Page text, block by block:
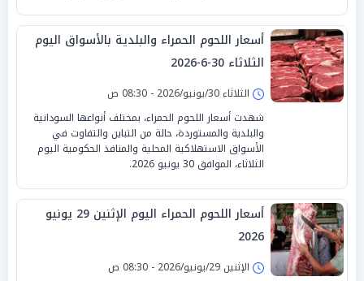
أسعار اللحوم الحمراء والبلدية بالأسواق اليوم
الثلاثاء 30-6-2026
الثلاثاء 30/يونيو/2026 - 08:30 ص
شهدت أسعار اللحوم الحمراء، بمختلف أنواعها السودانية
والبلدية والمستوردة، حالة من التباين والتفاوت في
الأسواق الاستهلاكية المحلية والمنافذ الحكومية اليوم
الثلاثاء، الموافق 30 يونيو 2026.
أسعار اللحوم الحمراء اليوم الإثنين 29 يونيو
2026
الإثنين 29/يونيو/2026 - 08:30 ص